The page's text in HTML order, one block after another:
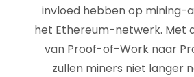
invloed hebben op mining-
het Ethereum-netwerk. Met
van Proof-of-Work naar
zullen miners niet langer